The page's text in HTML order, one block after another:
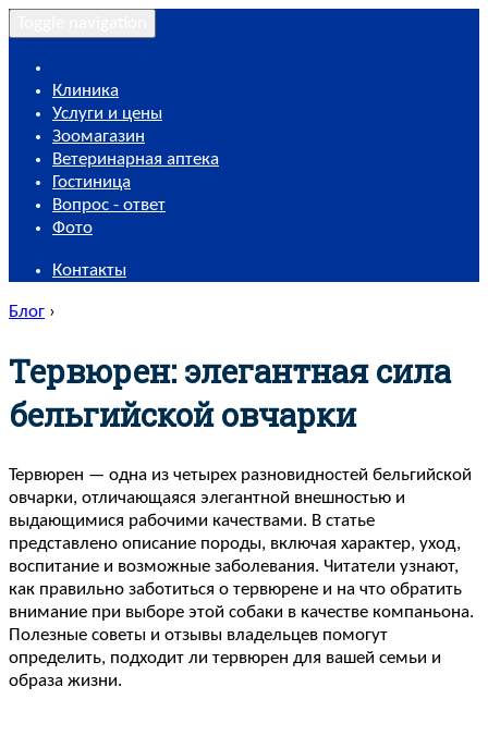
Клиника
Услуги и цены
Зоомагазин
Ветеринарная аптека
Гостиница
Вопрос - ответ
Фото
Контакты
Блог ›
Тервюрен: элегантная сила
бельгийской овчарки
Тервюрен — одна из четырех разновидностей бельгийской
овчарки, отличающаяся элегантной внешностью и
выдающимися рабочими качествами. В статье
представлено описание породы, включая характер, уход,
воспитание и возможные заболевания. Читатели узнают,
как правильно заботиться о тервюрене и на что обратить
внимание при выборе этой собаки в качестве компаньона.
Полезные советы и отзывы владельцев помогут
определить, подходит ли тервюрен для вашей семьи и
образа жизни.